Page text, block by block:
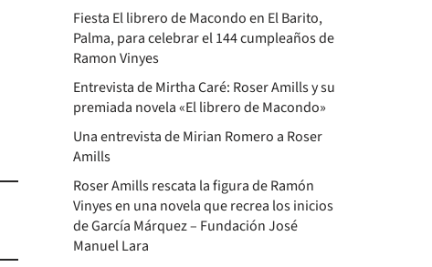
Fiesta El librero de Macondo en El Barito,
Palma, para celebrar el 144 cumpleaños de
Ramon Vinyes
Entrevista de Mirtha Caré: Roser Amills y su
premiada novela «El librero de Macondo»
Una entrevista de Mirian Romero a Roser
Amills
Roser Amills rescata la figura de Ramón
Vinyes en una novela que recrea los inicios
de García Márquez – Fundación José
Manuel Lara